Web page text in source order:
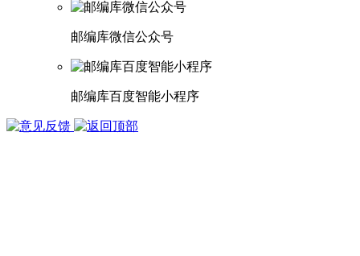
邮编库微信公众号
邮编库百度智能小程序